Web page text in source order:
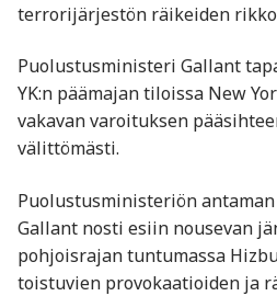
terrorijärjestön räikeiden
Puolustusministeri Gallant
YK:n päämajan tiloissa New
vakavan varoituksen
välittömästi.
Puolustusministeriön
Gallant nosti esiin nousevan
pohjoisrajan tuntumassa
toistuvien provokaatioiden ja